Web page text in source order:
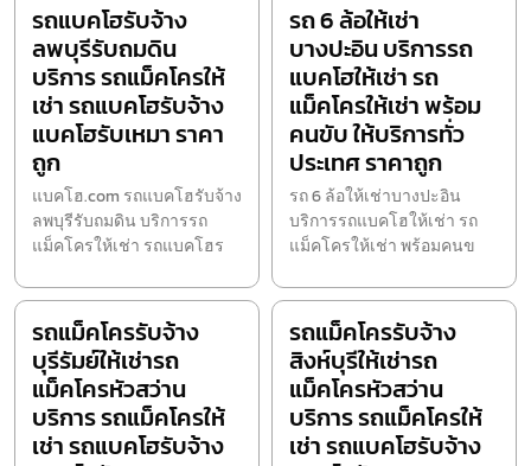
รถแบคโฮรับจ้าง
ลพบุรีรับถมดิน
บริการ รถแม็คโครให้
เช่า รถแบคโฮรับจ้าง
แบคโฮรับเหมา ราคา
ถูก
แบคโฮ.com รถแบคโฮรับจ้าง
ลพบุรีรับถมดิน บริการรถ
แม็คโครให้เช่า รถแบคโฮร
รถ 6 ล้อให้เช่า
บางปะอิน บริการรถ
แบคโฮให้เช่า รถ
แม็คโครให้เช่า พร้อม
คนขับ ให้บริการทั่ว
ประเทศ ราคาถูก
รถ 6 ล้อให้เช่าบางปะอิน
บริการรถแบคโฮให้เช่า รถ
แม็คโครให้เช่า พร้อมคนข
รถแม็คโครรับจ้าง
บุรีรัมย์ให้เช่ารถ
แม็คโครหัวสว่าน
บริการ รถแม็คโครให้
เช่า รถแบคโฮรับจ้าง
รถแม็คโครรับจ้าง
สิงห์บุรีให้เช่ารถ
แม็คโครหัวสว่าน
บริการ รถแม็คโครให้
เช่า รถแบคโฮรับจ้าง